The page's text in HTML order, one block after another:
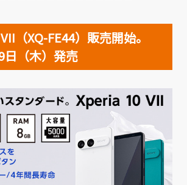
（XQ-FE44）販売開始。
日（木）発売